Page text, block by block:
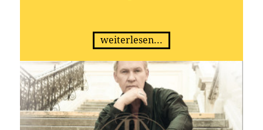
weiterlesen...